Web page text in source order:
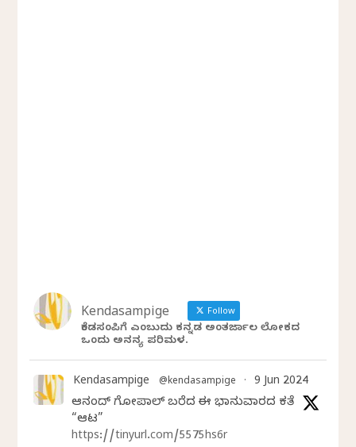
Kendasampige Follow
ಕೆಂಡಸಂಪಿಗೆ ಎಂಬುದು ಕನ್ನಡ ಅಂತರ್ಜಾಲ ಲೋಕದ
ಒಂದು ಅನನ್ಯ ಪರಿಮಳ.
Kendasampige @kendasampige · 9 Jun 2024
ಆನಂದ್‌ ಗೋಪಾಲ್‌ ಬರೆದ ಈ ಭಾನುವಾರದ ಕತೆ
“ಆಟ”
https://tinyurl.com/5575hs6r